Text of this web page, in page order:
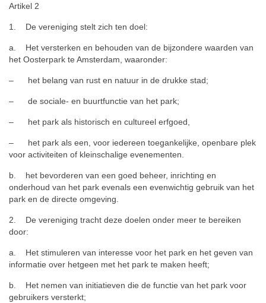
Artikel 2
1. De vereniging stelt zich ten doel:
a. Het versterken en behouden van de bijzondere waarden van
het Oosterpark te Amsterdam, waaronder:
– het belang van rust en natuur in de drukke stad;
– de sociale- en buurtfunctie van het park;
– het park als historisch en cultureel erfgoed,
– het park als een, voor iedereen toegankelijke, openbare plek
voor activiteiten of kleinschalige evenementen.
b. het bevorderen van een goed beheer, inrichting en
onderhoud van het park evenals een evenwichtig gebruik van het
park en de directe omgeving.
2. De vereniging tracht deze doelen onder meer te bereiken
door:
a. Het stimuleren van interesse voor het park en het geven van
informatie over hetgeen met het park te maken heeft;
b. Het nemen van initiatieven die de functie van het park voor
gebruikers versterkt;